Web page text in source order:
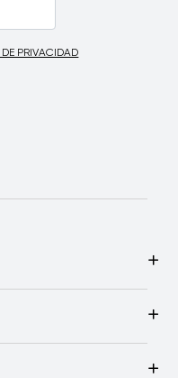
PRIVACIDAD
Cuchillos
Programa de